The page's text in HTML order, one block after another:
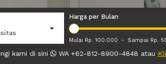
Harga per Bulan
Mulai Rp. 100.000 - Sampai Rp.
kami di sini WA +62-812-8900-4848 atau